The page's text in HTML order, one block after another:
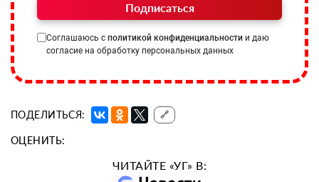
Подписаться
Соглашаюсь с политикой конфиденциальности и даю
согласие на обработку персональных данных
ПОДЕЛИТЬСЯ: 🔗
ОЦЕНИТЬ:
ЧИТАЙТЕ «УГ» В: